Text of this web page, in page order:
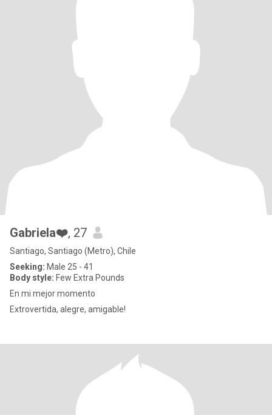
Gabriela❤️, 27
Santiago, Santiago (Metro), Chile
Seeking: Male 25 - 41
Body style: Few Extra Pounds
En mi mejor momento
Extrovertida, alegre, amigable!